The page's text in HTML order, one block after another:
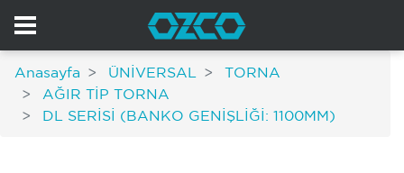
Anasayfa ÜNİVERSAL
TORNA
AĞIR TİP TORNA
DL SERİSİ (BANKO GENİŞLİĞİ: 1100MM)